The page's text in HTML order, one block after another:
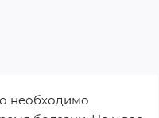
необходимо